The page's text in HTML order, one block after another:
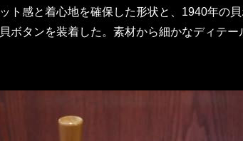
ト感と着心地を確保した形状と、1940年の
ボタンを装着した。素材から細かなディテ